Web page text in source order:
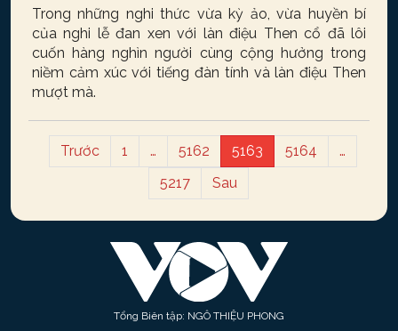
Trong những nghi thức vừa kỳ ảo, vừa huyền bí
của nghi lễ đan xen với làn điệu Then cổ đã lôi
cuốn hàng nghìn người cùng cộng hưởng trong
niềm cảm xúc với tiếng đàn tính và làn điệu Then
mượt mà.
Trước 1 … 5162 5163 5164
…
5217
Sau
Tổng Biên tập: NGÔ THIỆU PHONG